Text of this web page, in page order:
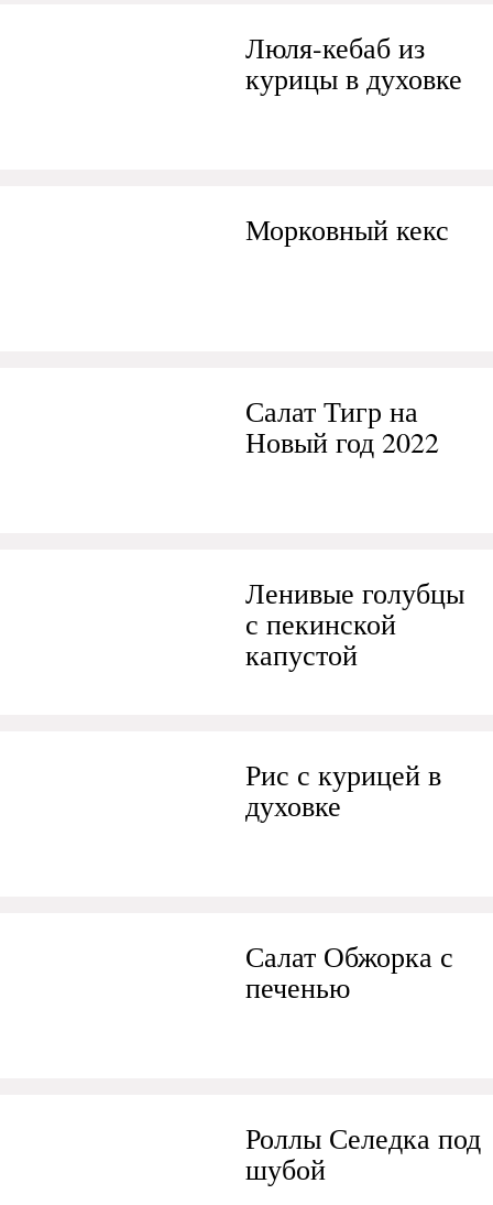
Люля-кебаб из
курицы в духовке
Морковный кекс
Салат Тигр на
Новый год 2022
Ленивые голубцы
с пекинской
капустой
Рис с курицей в
духовке
Салат Обжорка с
печенью
Роллы Селедка под
шубой